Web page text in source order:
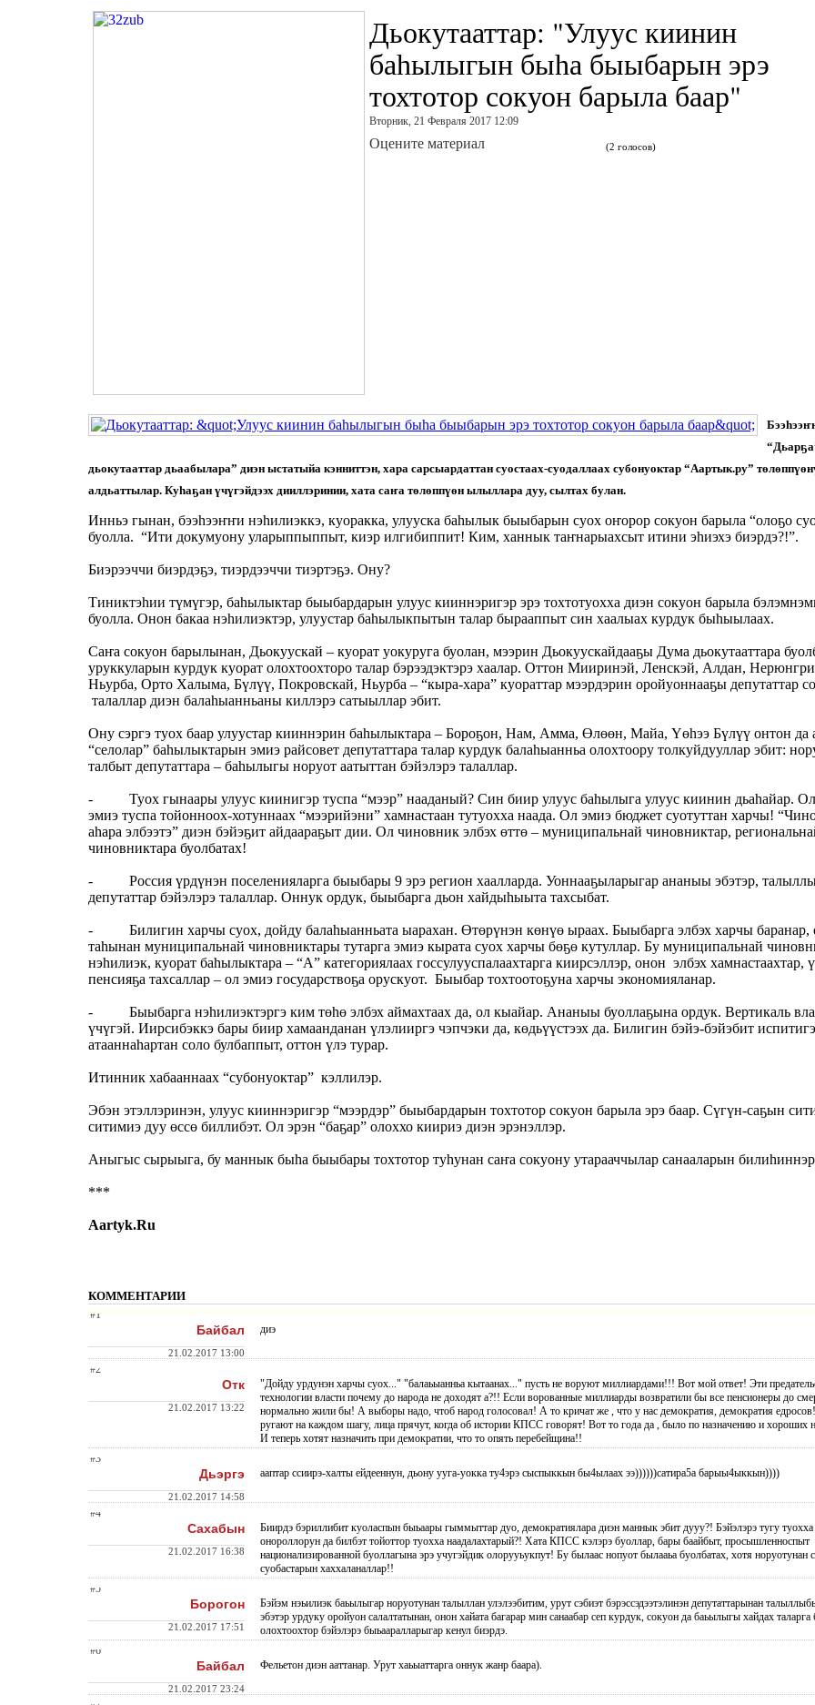
Дьокутааттар: "Улуус киинин
баһылыгын быһа быыбарын эрэ
тохтотор сокуон барыла баар"
Вторник, 21 Февраля 2017 12:09
Оцените материал (2 голосов)
дьокутааттар дьаабылара” диэн ыстатыйа кэнниттэн, хара сарсыардаттан суостаах-суодаллаах субонуоктар “Аартык.ру”
алдьаттылар. Куһаҕан үчүгэйдээх дииллэринии, хата саҥа төлөппүөн ылыллара дуу, сылтах булан.
Инньэ гынан, бээһээҥҥи нэһилиэккэ, куоракка, улууска баһылык быыбарын суох оҥорор сокуон барыла “олоҕо
буолла. “Ити докумуону уларыппыппыт, киэр илгибиппит! Ким, ханнык таҥнарыахсыт итини эһиэхэ биэрдэ?!”.
Биэрээччи биэрдэҕэ, тиэрдээччи тиэртэҕэ. Ону?
Тиниктэһии түмүгэр, баһылыктар быыбардарын улуус кииннэригэр эрэ тохтотуохха диэн сокуон барыла
буолла. Онон бакаа нэһилиэктэр, улуустар баһылыкпытын талар бырааппыт син хаалыах курдук быһыылаах.
Саҥа сокуон барылынан, Дьокуускай – куорат уокуруга буолан, мээрин Дьокуускайдааҕы Дума дьокутааттара
уруккуларын курдук куорат олохтоохторо талар бэрээдэктэрэ хаалар. Оттон Мииринэй, Ленскэй, Алдан,
Ньурба, Орто Халыма, Бүлүү, Покровскай, Ньурба – “кыра-хара” куораттар мээрдэрин оройуоннааҕы депутаттар
талаллар диэн балаһыанньаны киллэрэ сатыыллар эбит.
Ону сэргэ туох баар улуустар кииннэрин баһылыктара – Бороҕон, Нам, Амма, Өлөөн, Майа, Үөһээ Бүлүү онтон да
“селолар” баһылыктарын эмиэ райсовет депутаттара талар курдук балаһыанньа олохтоору толкуйдууллар эбит:
талбыт депутаттара – баһылыгы норуот аатыттан бэйэлэрэ талаллар.
- Туох гынаары улуус киинигэр туспа “мээр” нааданый? Син биир улуус баһылыга улуус киинин дьаһайар.
эмиэ туспа тойонноох-хотуннаах “мээрийэни” хамнастаан тутуохха наада. Ол эмиэ бюджет суотуттан харчы!
аһара элбээтэ” диэн бэйэҕит айдаараҕыт дии. Ол чиновник элбэх өттө – муниципальнай чиновниктар,
чиновниктара буолбатах!
- Россия үрдүнэн поселенияларга быыбары 9 эрэ регион хаалларда. Уоннааҕыларыгар ананыы эбэтэр,
депутаттар бэйэлэрэ талаллар. Оннук ордук, быыбарга дьон хайдыһыыта тахсыбат.
- Билигин харчы суох, дойду балаһыанньата ыарахан. Өтөрүнэн көнүө ыраах. Быыбарга элбэх харчы баранар,
таһынан муниципальнай чиновниктары тутарга эмиэ кырата суох харчы бөҕө кутуллар. Бу муниципальнай
нэһилиэк, куорат баһылыктара – “А” категориялаах госсулууспалаахтарга киирсэллэр, онон элбэх хамнастаахтар,
пенсияҕа тахсаллар – ол эмиэ государствоҕа орускуот. Быыбар тохтоотоҕуна харчы экономияланар.
- Быыбарга нэһилиэктэргэ ким төһө элбэх аймахтаах да, ол кыайар. Ананыы буоллаҕына ордук. Вертикаль
үчүгэй. Иирсибэккэ бары биир хамаанданан үлэлииргэ чэпчэки да, көдьүүстээх да. Билигин бэйэ-бэйэбит
атааннаһартан соло булбаппыт, оттон үлэ турар.
Итинник хабааннаах “субонуоктар” кэллилэр.
Эбэн этэллэринэн, улуус кииннэригэр “мээрдэр” быыбардарын тохтотор сокуон барыла эрэ баар. Сүгүн-саҕын
ситимиэ дуу өссө биллибэт. Ол эрэн “баҕар” олоххо киириэ диэн эрэнэллэр.
Аныгыс сырыыга, бу маннык быһа быыбары тохтотор туһунан саҥа сокуону утарааччылар санааларын
***
Aartyk.Ru
КОММЕНТАРИИ
#1
Байбал
21.02.2017 13:00
диэ
#2
Отк
21.02.2017 13:22
"Дойду урдунэн харчы суох..." "балаьыанньа кытаанах..." пусть не воруют миллиардами!!! Вот мой ответ! Эти
технологии власти почему до народа не доходят а?!! Если ворованные миллиарды возвратили бы все пенсионеры до
нормально жили бы! А выборы надо, чтоб народ голосовал! А то кричат же , что у нас демократия, демократия
ругают на каждом шагу, лица прячут, когда об истории КПСС говорят! Вот то года да , было по назначению и хороших
И теперь хотят назначить при демократии, что то опять перебейщина!!
#3
Дьэргэ
21.02.2017 14:58
ааптар ссиирэ-халты ейдееннун, дьону ууга-уокка ту4эрэ сыспыккын бы4ылаах ээ))))))сатира5а барыы4ыккын))))
#4
Сахабын
21.02.2017 16:38
Биирдэ бэриллибит куоласпын быьаары гыммыттар дуо, демократиялара диэн маннык эбит дууу?! Бэйэлэрэ тугу туохха
онороллорун да билбэт тойоттор туохха наадалахтарый?! Хата КПСС кэлэрэ буоллар, бары баайбыт, просышленноспыт
национализированной буоллагына эрэ учугэйдик олорууьукпут! Бу былаас нопуот былааьа буолбатах, хотя норуотунан
суобастарын хаххаланаллар!!
#5
Борогон
21.02.2017 17:51
Бэйэм нэьилиэк баьылыгар норуотунан талыллан улэлээбитим, урут сэбиэт бэрэссэдээтэлинэн депутаттарынан
эбэтэр урдуку оройуон салалтатынан, онон хайата багарар мин санаабар сеп курдук, сокуон да баьылыгы хайдах
олохтоохтор бэйэлэрэ быьааралларыгар кенул биэрдэ.
#6
Байбал
21.02.2017 23:24
Фельетон диэн ааттанар. Урут хаьыаттарга оннук жанр баара).